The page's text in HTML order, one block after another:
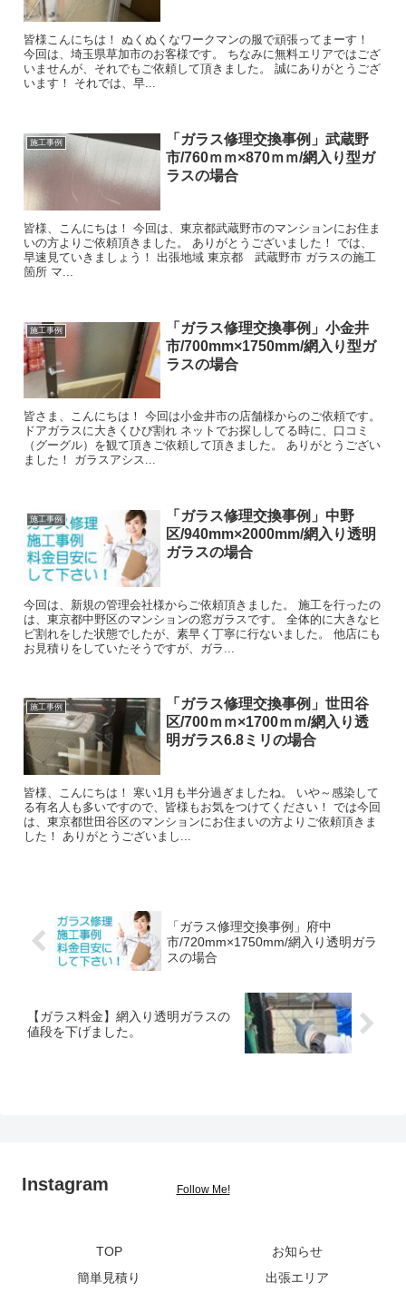
皆様こんにちは！ ぬくぬくなワークマンの服で頑張ってまーす！
今回は、埼玉県草加市のお客様です。 ちなみに無料エリアではござ
いませんが、それでもご依頼して頂きました。 誠にありがとうござ
います！ それでは、早...
施工事例
「ガラス修理交換事例」武蔵野
市/760ｍｍ×870ｍｍ/網入り型ガ
ラスの場合
皆様、こんにちは！ 今回は、東京都武蔵野市のマンションにお住ま
いの方よりご依頼頂きました。 ありがとうございました！ では、
早速見ていきましょう！ 出張地域 東京都 武蔵野市 ガラスの施工
箇所 マ...
施工事例
「ガラス修理交換事例」小金井
市/700mm×1750mm/網入り型ガ
ラスの場合
皆さま、こんにちは！ 今回は小金井市の店舗様からのご依頼です。
ドアガラスに大きくひび割れ ネットでお探ししてる時に、口コミ
（グーグル）を観て頂きご依頼して頂きました。 ありがとうござい
ました！ ガラスアシス...
施工事例
「ガラス修理交換事例」中野
区/940mm×2000mm/網入り透明
ガラスの場合
今回は、新規の管理会社様からご依頼頂きました。 施工を行ったの
は、東京都中野区のマンションの窓ガラスです。 全体的に大きなヒ
ビ割れをした状態でしたが、素早く丁寧に行ないました。 他店にも
お見積りをしていたそうですが、ガラ...
施工事例
「ガラス修理交換事例」世田谷
区/700ｍｍ×1700ｍｍ/網入り透
明ガラス6.8ミリの場合
皆様、こんにちは！ 寒い1月も半分過ぎましたね。 いや～感染して
る有名人も多いですので、皆様もお気をつけてください！ では今回
は、東京都世田谷区のマンションにお住まいの方よりご依頼頂きま
した！ ありがとうございまし...
「ガラス修理交換事例」府中
市/720mm×1750mm/網入り透明ガラ
スの場合
【ガラス料金】網入り透明ガラスの
値段を下げました。
Instagram Follow Me!
TOP
お知らせ
簡単見積り
出張エリア